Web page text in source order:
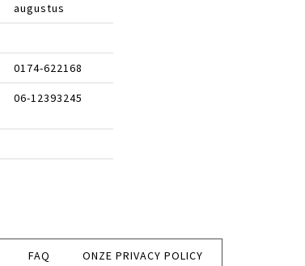
augustus
0174-622168
06-12393245
FAQ ONZE PRIVACY POLICY